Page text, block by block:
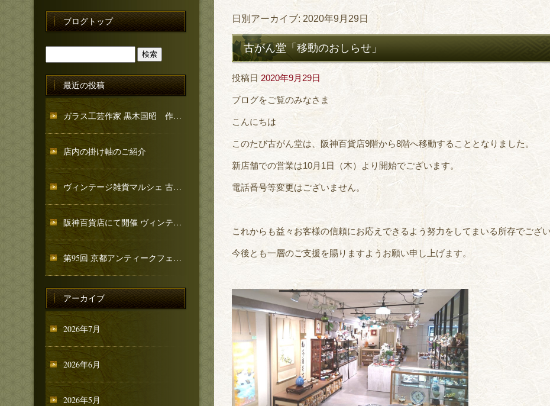
日別アーカイブ: 2020年9月29日
古がん堂「移動のおしらせ」
投稿日 2020年9月29日
ブログをご覧のみなさま
こんにちは
このたび古がん堂は、阪神百貨店9階から8階へ移動することとなりました。
新店舗での営業は10月1日（木）より開始でございます。
電話番号等変更はございません。
これからも益々お客様の信頼にお応えできるよう努力をしてまいる所存でござい
今後とも一層のご支援を賜りますようお願い申し上げます。
ブログトップ
最近の投稿
ガラス工芸作家 黒木国昭 作品のご紹介
店内の掛け軸のご紹介
ヴィンテージ雑貨マルシェ 古忨堂 和骨董コーナーのご紹介
阪神百貨店にて開催 ヴィンテージ雑貨マルシェへ出店いたします
第95回 京都アンティークフェア 出店のお知らせ
アーカイブ
2026年7月
2026年6月
2026年5月